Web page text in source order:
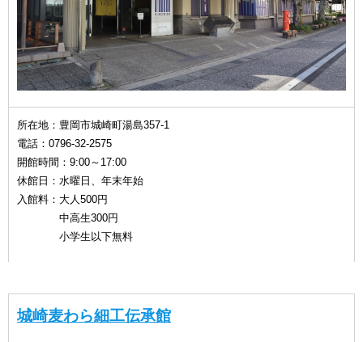
所在地：豊岡市城崎町湯島357-1
電話：0796-32-2575
開館時間：9:00～17:00
休館日：水曜日、年末年始
入館料：大人500円
中高生300円
小学生以下無料
城崎麦わら細工伝承館